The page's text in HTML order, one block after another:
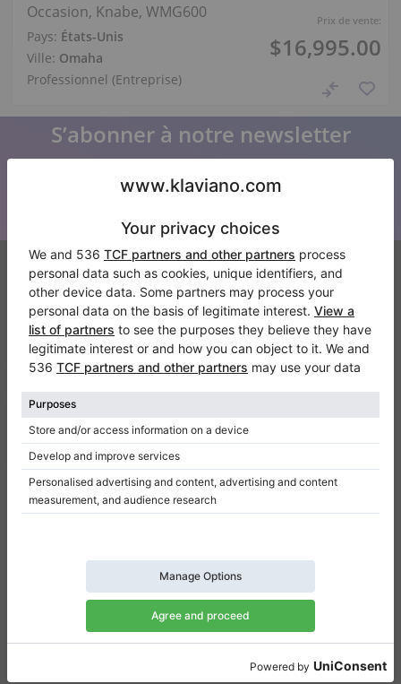
Prix de vente:
$16,995.00
Occasion, Knabe, WMG600
Pays: États-Unis
Ville: Omaha
Professionnel (Entreprise)
S’abonner à notre newsletter
Restez au courant de toutes les nouvelles de Klaviano
Klaviano
FAQ
Contact
Qui sommes-nous
Donner un avis
Conditions d’utilisation
Politique de confidentialité
Pianos droits à vendre